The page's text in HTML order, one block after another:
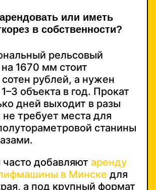
или иметь
в собственности?
рельсовый
1670 мм стоит
рублей, а нужен
объекта в год. Прокат
дней выходит в разы
требует места для
станины
добавляют аренду
в Минске для
а под крупный формат